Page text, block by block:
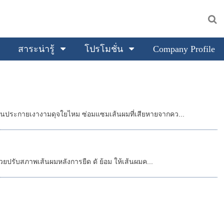
สาระน่ารู้ โปรโมชั่น Company Profile
ะกายเงางามดุจใยไหม ซ่อมแซมเส้นผมที่เสียหายจากคว...
รับสภาพเส้นผมหลังการยืด ดั ย้อม ให้เส้นผมค...